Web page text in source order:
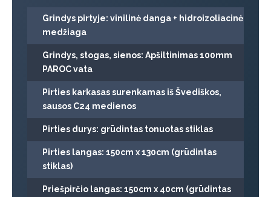
Grindys pirtyje: vinilinė danga + hidroizoliacinė
medžiaga
Grindys, stogas, sienos: Apšiltinimas 100mm
PAROC vata
Pirties karkasas surenkamas iš Švediškos,
sausos C24 medienos
Pirties durys: grūdintas tonuotas stiklas
Pirties langas: 150cm x 130cm (grūdintas
stiklas)
Priešpirčio langas: 150cm x 40cm (grūdintas